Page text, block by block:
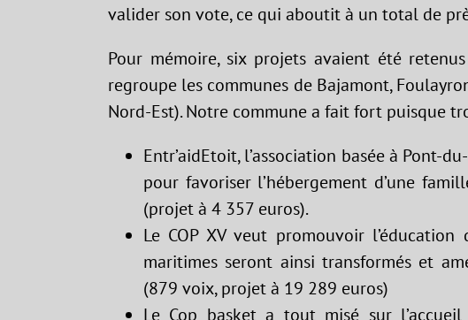
valider son vote, ce qui aboutit à un total de
Pour mémoire, six projets avaient été
regroupe les communes de Bajamont,
Nord-Est). Notre commune a fait fort puisque
Entr’aidEtoit, l’association basée à Pont-
pour favoriser l’hébergement d’une
(projet à 4 357 euros).
Le COP XV veut promouvoir
maritimes seront ainsi transformés et
(879 voix, projet à 19 289 euros)
Le Cop basket a tout misé sur